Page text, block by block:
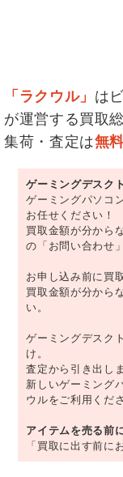
「ラクウル」 は
が運営する買取
集荷・査定は無
ゲーミングデスク
ゲーミングパソコ
お任せください！
買取金額が分から
の「お問い合わせ
お申し込み前に買
買取金額が分から
い。
ゲーミングデスク
け。
査定から引き出し
新しいゲーミング
ウルをご利用くだ
アイテムを売る前
「買取に出す前に